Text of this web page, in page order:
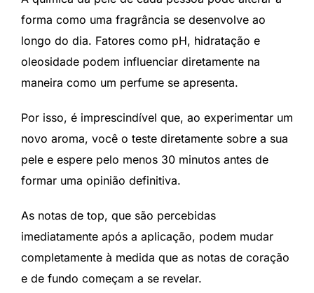
forma como uma fragrância se desenvolve ao
longo do dia. Fatores como pH, hidratação e
oleosidade podem influenciar diretamente na
maneira como um perfume se apresenta.
Por isso, é imprescindível que, ao experimentar um
novo aroma, você o teste diretamente sobre a sua
pele e espere pelo menos 30 minutos antes de
formar uma opinião definitiva.
As notas de top, que são percebidas
imediatamente após a aplicação, podem mudar
completamente à medida que as notas de coração
e de fundo começam a se revelar.